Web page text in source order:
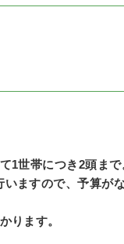
1世帯につき2頭まで
ますので、予算が
ります。